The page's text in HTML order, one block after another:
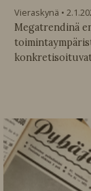
Vieraskynä
Megatrendinä